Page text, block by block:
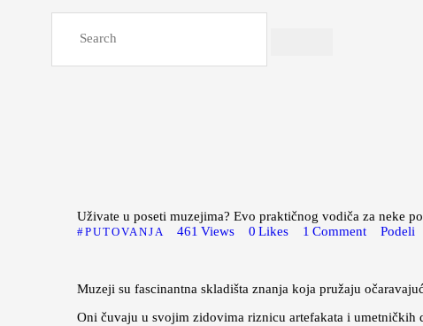
Uživate u poseti muzejima? Evo praktičnog vodiča za neke
PUTOVANJA 461 Views 0 Likes 1 Comment Podeli
Muzeji su fascinantna skladišta znanja koja pružaju
Oni čuvaju u svojim zidovima riznicu artefakata i